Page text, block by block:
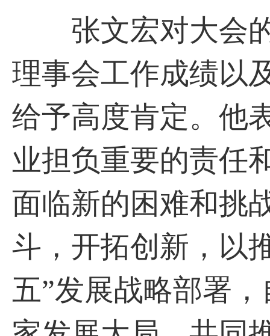
张文宏对大会的
理事会工作成绩以
给予高度肯定。他
业担负重要的责任
面临新的困难和挑
斗，开拓创新，以
五”发展战略部署